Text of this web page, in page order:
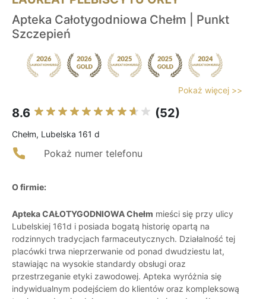
Apteka Całotygodniowa Chełm | Punkt
Szczepień
Pokaż więcej >>
8.6 (52)
Chełm, Lubelska 161 d
Pokaż numer telefonu
O firmie:
Apteka CAŁOTYGODNIOWA Chełm mieści się przy ulicy
Lubelskiej 161d i posiada bogatą historię opartą na
rodzinnych tradycjach farmaceutycznych. Działalność tej
placówki trwa nieprzerwanie od ponad dwudziestu lat,
stawiając na wysokie standardy obsługi oraz
przestrzeganie etyki zawodowej. Apteka wyróżnia się
indywidualnym podejściem do klientów oraz kompleksową